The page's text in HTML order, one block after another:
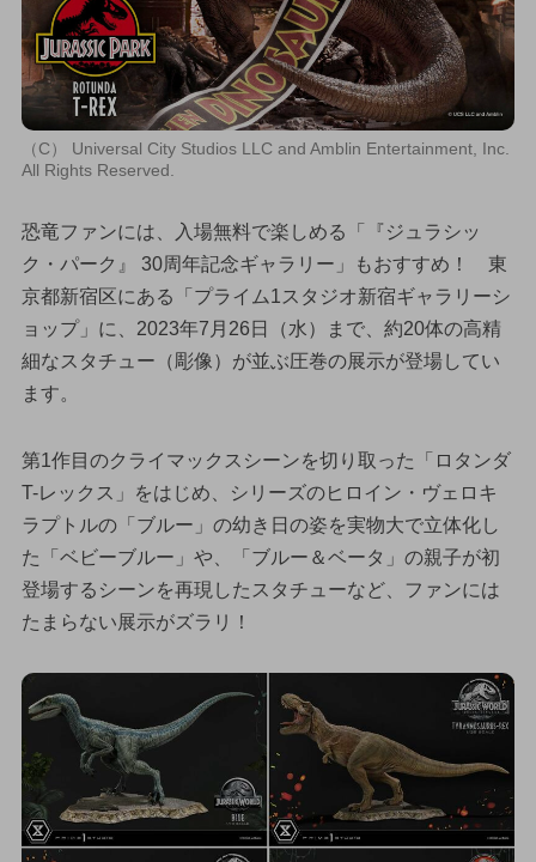
（C） Universal City Studios LLC and Amblin Entertainment, Inc.
All Rights Reserved.
恐竜ファンには、入場無料で楽しめる「『ジュラシッ
ク・パーク』 30周年記念ギャラリー」もおすすめ！ 東
京都新宿区にある「プライム1スタジオ新宿ギャラリーシ
ョップ」に、2023年7月26日（水）まで、約20体の高精
細なスタチュー（彫像）が並ぶ圧巻の展示が登場してい
ます。
第1作目のクライマックスシーンを切り取った「ロタンダ
T-レックス」をはじめ、シリーズのヒロイン・ヴェロキ
ラプトルの「ブルー」の幼き日の姿を実物大で立体化し
た「ベビーブルー」や、「ブルー＆ベータ」の親子が初
登場するシーンを再現したスタチューなど、ファンには
たまらない展示がズラリ！